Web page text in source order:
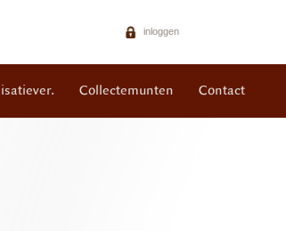
inloggen
Collectemunten Contact